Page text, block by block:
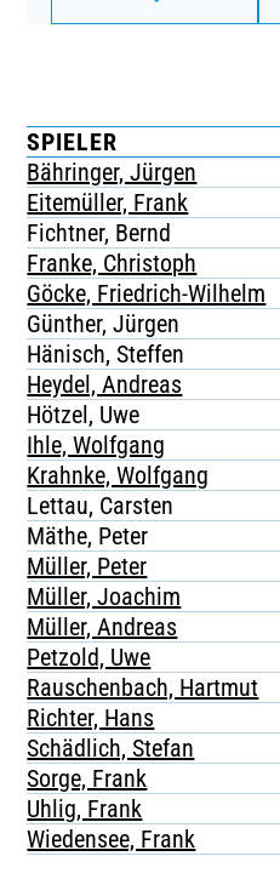
BUSINESS
TICKETING
SPIELER
Bähringer, Jürgen
Eitemüller, Frank
Fichtner, Bernd
Franke, Christoph
Göcke, Friedrich-Wilhelm
Günther, Jürgen
Hänisch, Steffen
Heydel, Andreas
Hötzel, Uwe
Ihle, Wolfgang
Krahnke, Wolfgang
Lettau, Carsten
Mäthe, Peter
Müller, Peter
Müller, Joachim
Müller, Andreas
Petzold, Uwe
Rauschenbach, Hartmut
Richter, Hans
Schädlich, Stefan
Sorge, Frank
Uhlig, Frank
Wiedensee, Frank